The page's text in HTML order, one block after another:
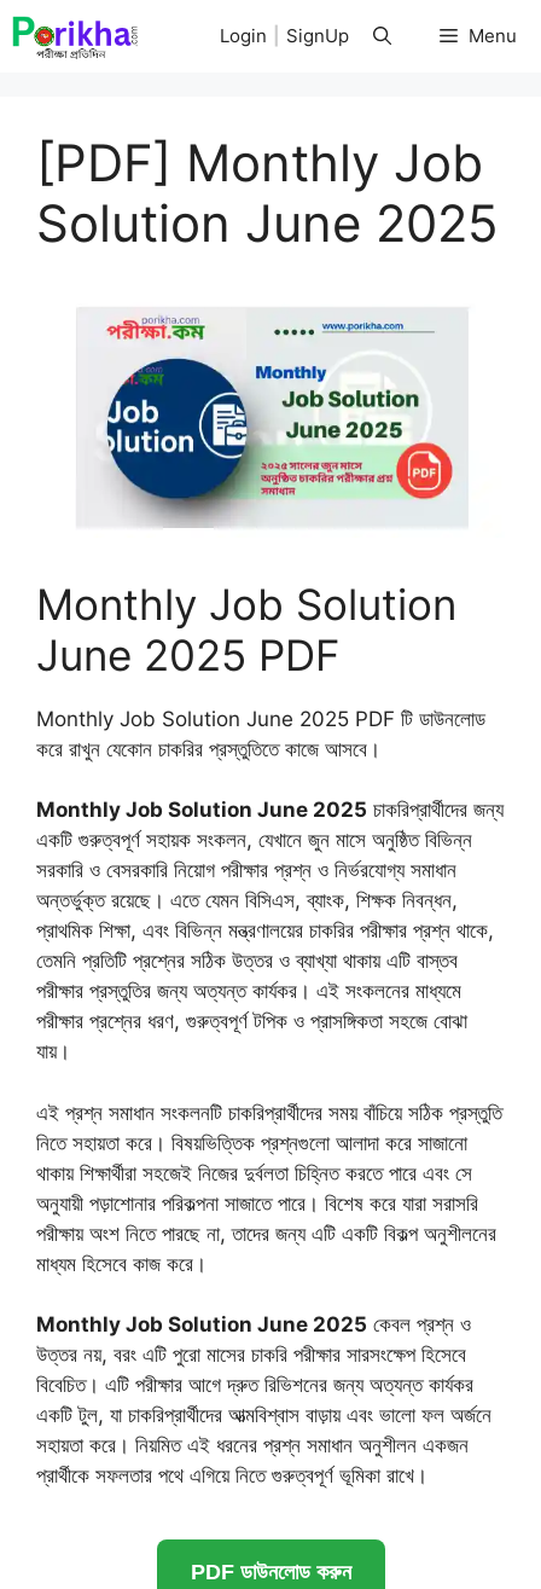
Skip
to
Menu
Login SignUp
[PDF] Monthly Job
Solution June 2025
Monthly Job Solution
June 2025 PDF
Monthly Job Solution June 2025 PDF টি ডাউনলোড
করে রাখুন যেকোন চাকরির প্রস্তুতিতে কাজে আসবে।
Monthly Job Solution June 2025 চাকরিপ্রার্থীদের জন্য
একটি গুরুত্বপূর্ণ সহায়ক সংকলন, যেখানে জুন মাসে অনুষ্ঠিত বিভিন্ন
সরকারি ও বেসরকারি নিয়োগ পরীক্ষার প্রশ্ন ও নির্ভরযোগ্য সমাধান
অন্তর্ভুক্ত রয়েছে। এতে যেমন বিসিএস, ব্যাংক, শিক্ষক নিবন্ধন,
প্রাথমিক শিক্ষা, এবং বিভিন্ন মন্ত্রণালয়ের চাকরির পরীক্ষার প্রশ্ন থাকে,
তেমনি প্রতিটি প্রশ্নের সঠিক উত্তর ও ব্যাখ্যা থাকায় এটি বাস্তব
পরীক্ষার প্রস্তুতির জন্য অত্যন্ত কার্যকর। এই সংকলনের মাধ্যমে
পরীক্ষার প্রশ্নের ধরণ, গুরুত্বপূর্ণ টপিক ও প্রাসঙ্গিকতা সহজে বোঝা
যায়।
এই প্রশ্ন সমাধান সংকলনটি চাকরিপ্রার্থীদের সময় বাঁচিয়ে সঠিক প্রস্তুতি
নিতে সহায়তা করে। বিষয়ভিত্তিক প্রশ্নগুলো আলাদা করে সাজানো
থাকায় শিক্ষার্থীরা সহজেই নিজের দুর্বলতা চিহ্নিত করতে পারে এবং সে
অনুযায়ী পড়াশোনার পরিকল্পনা সাজাতে পারে। বিশেষ করে যারা সরাসরি
পরীক্ষায় অংশ নিতে পারছে না, তাদের জন্য এটি একটি বিকল্প অনুশীলনের
মাধ্যম হিসেবে কাজ করে।
Monthly Job Solution June 2025 কেবল প্রশ্ন ও
উত্তর নয়, বরং এটি পুরো মাসের চাকরি পরীক্ষার সারসংক্ষেপ হিসেবে
বিবেচিত। এটি পরীক্ষার আগে দ্রুত রিভিশনের জন্য অত্যন্ত কার্যকর
একটি টুল, যা চাকরিপ্রার্থীদের আত্মবিশ্বাস বাড়ায় এবং ভালো ফল অর্জনে
সহায়তা করে। নিয়মিত এই ধরনের প্রশ্ন সমাধান অনুশীলন একজন
প্রার্থীকে সফলতার পথে এগিয়ে নিতে গুরুত্বপূর্ণ ভূমিকা রাখে।
PDF ডাউনলোড করুন